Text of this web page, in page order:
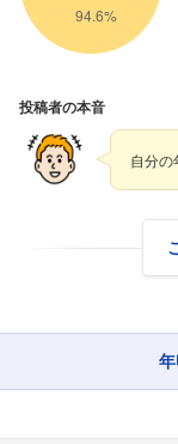
投稿者の本音
自分の